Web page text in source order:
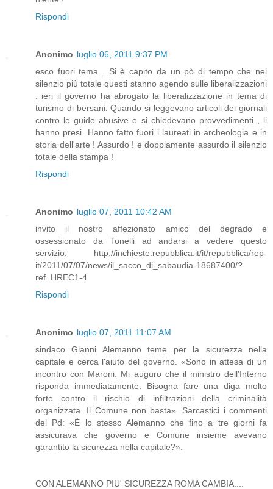
Rispondi
Anonimo luglio 06, 2011 9:37 PM
esco fuori tema . Si è capito da un pò di tempo che nel
silenzio più totale questi stanno agendo sulle liberalizzazioni
: ieri il governo ha abrogato la liberalizzazione in tema di
turismo di bersani. Quando si leggevano articoli dei giornali
contro le guide abusive e si chiedevano provvedimenti , li
hanno presi. Hanno fatto fuori i laureati in archeologia e in
storia dell'arte ! Assurdo ! e doppiamente assurdo il silenzio
totale della stampa !
Rispondi
Anonimo luglio 07, 2011 10:42 AM
invito il nostro affezionato amico del degrado e
ossessionato da Tonelli ad andarsi a vedere questo
servizio: http://inchieste.repubblica.it/it/repubblica/rep-
it/2011/07/07/news/il_sacco_di_sabaudia-18687400/?
ref=HREC1-4
Rispondi
Anonimo luglio 07, 2011 11:07 AM
sindaco Gianni Alemanno teme per la sicurezza nella
capitale e cerca l'aiuto del governo. «Sono in attesa di un
incontro con Maroni. Mi auguro che il ministro dell'Interno
risponda immediatamente. Bisogna fare una diga molto
forte contro il rischio di infiltrazioni della criminalità
organizzata. Il Comune non basta». Sarcastici i commenti
del Pd: «È lo stesso Alemanno che fino a tre giorni fa
assicurava che governo e Comune insieme avevano
garantito la sicurezza nella capitale?».
CON ALEMANNO PIU' SICUREZZA ROMA CAMBIA....